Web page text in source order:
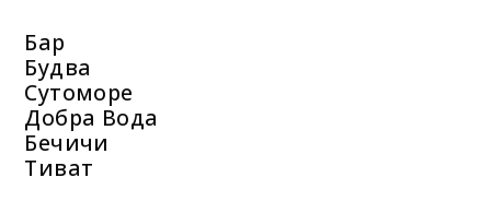
Бар
Будва
Сутоморе
Добра Вода
Бечичи
Тиват